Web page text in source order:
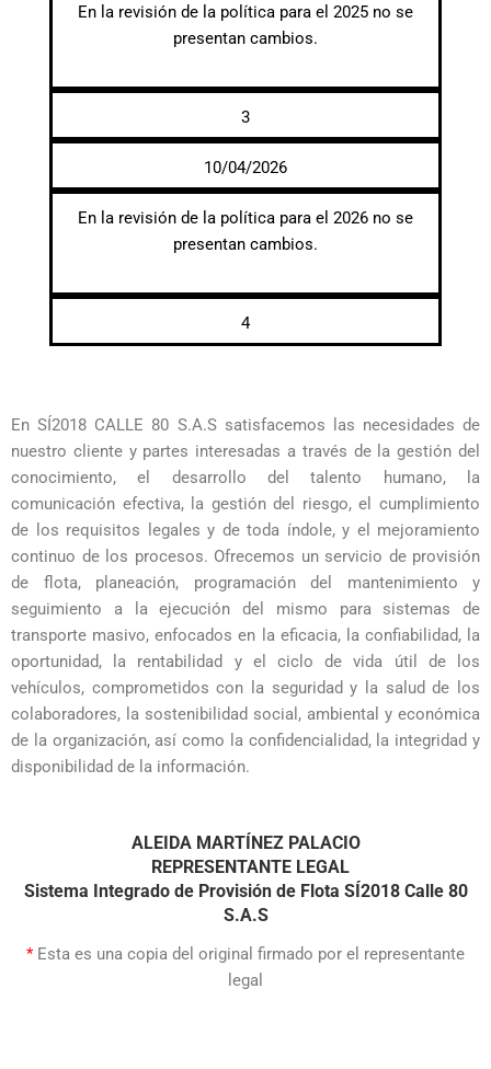
En la revisión de la política para el 2025 no se
presentan cambios.
3
10/04/2026
En la revisión de la política para el 2026 no se
presentan cambios.
4
En SÍ2018 CALLE 80 S.A.S satisfacemos las necesidades de
nuestro cliente y partes interesadas a través de la gestión del
conocimiento, el desarrollo del talento humano, la
comunicación efectiva, la gestión del riesgo, el cumplimiento
de los requisitos legales y de toda índole, y el mejoramiento
continuo de los procesos. Ofrecemos un servicio de provisión
de flota, planeación, programación del mantenimiento y
seguimiento a la ejecución del mismo para sistemas de
transporte masivo, enfocados en la eficacia, la confiabilidad, la
oportunidad, la rentabilidad y el ciclo de vida útil de los
vehículos, comprometidos con la seguridad y la salud de los
colaboradores, la sostenibilidad social, ambiental y económica
de la organización, así como la confidencialidad, la integridad y
disponibilidad de la información.
ALEIDA MARTÍNEZ PALACIO
REPRESENTANTE LEGAL
Sistema Integrado de Provisión de Flota SÍ2018 Calle 80
S.A.S
*Esta es una copia del original firmado por el representante
legal